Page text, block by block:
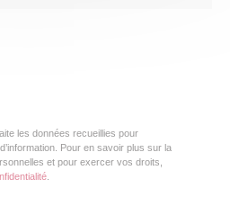
les données recueillies pour
Pour en savoir plus sur la
et pour exercer vos droits,